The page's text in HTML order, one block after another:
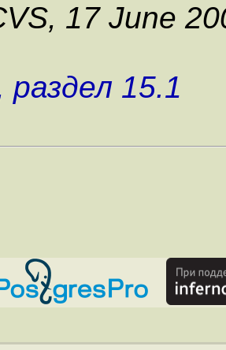
17 June
15.1